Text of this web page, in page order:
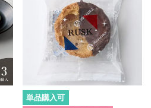
単品購入可